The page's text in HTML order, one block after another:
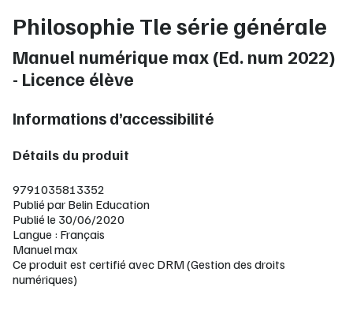
Philosophie Tle série générale
Manuel numérique max (Ed. num 2022)
- Licence élève
Informations d’accessibilité
Détails du produit
9791035813352
Publié par Belin Education
Publié le 30/06/2020
Langue : Français
Manuel max
Ce produit est certifié avec DRM (Gestion des droits
numériques)